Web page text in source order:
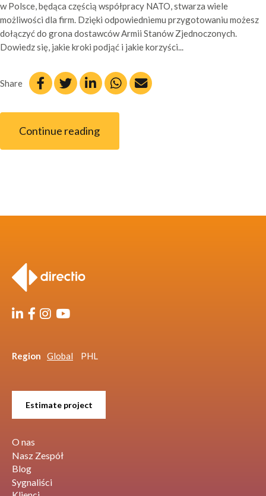
w Polsce, będąca częścią współpracy NATO, stwarza wiele
możliwości dla firm. Dzięki odpowiedniemu przygotowaniu możesz
dołączyć do grona dostawców Armii Stanów Zjednoczonych.
Dowiedz się, jakie kroki podjąć i jakie korzyści...
Share
Continue reading
Region Global PHL
Estimate project
O nas
Nasz Zespół
Blog
Sygnaliści